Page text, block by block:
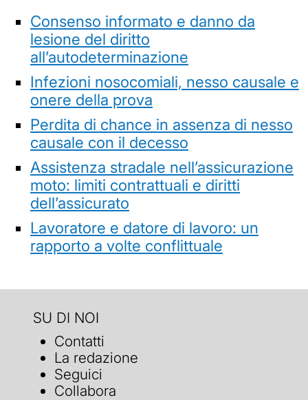
Consenso informato e danno da
lesione del diritto
all’autodeterminazione
Infezioni nosocomiali, nesso causale e
onere della prova
Perdita di chance in assenza di nesso
causale con il decesso
Assistenza stradale nell’assicurazione
moto: limiti contrattuali e diritti
dell’assicurato
Lavoratore e datore di lavoro: un
rapporto a volte conflittuale
SU DI NOI
Contatti
La redazione
Seguici
Collabora